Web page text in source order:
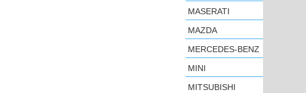
MASERATI
MAZDA
MERCEDES-BENZ
MINI
MITSUBISHI